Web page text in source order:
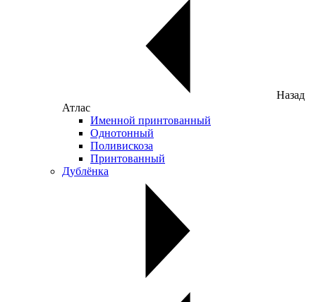
Назад
Атлас
Именной принтованный
Однотонный
Поливискоза
Принтованный
Дублёнка